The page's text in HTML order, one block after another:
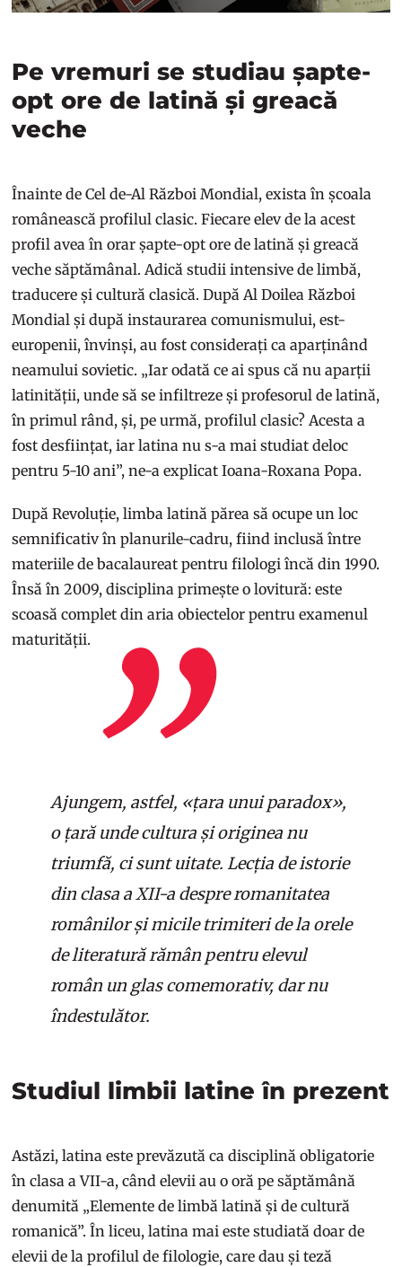
Pe vremuri se studiau șapte-
opt ore de latină și greacă
veche
Înainte de Cel de-Al Război Mondial, exista în școala
românească profilul clasic. Fiecare elev de la acest
profil avea în orar șapte-opt ore de latină și greacă
veche săptămânal. Adică studii intensive de limbă,
traducere și cultură clasică. După Al Doilea Război
Mondial și după instaurarea comunismului, est-
europenii, învinși, au fost considerați ca aparținând
neamului sovietic. „Iar odată ce ai spus că nu aparții
latinității, unde să se infiltreze și profesorul de latină,
în primul rând, și, pe urmă, profilul clasic? Acesta a
fost desființat, iar latina nu s-a mai studiat deloc
pentru 5-10 ani”, ne-a explicat Ioana-Roxana Popa.
După Revoluție, limba latină părea să ocupe un loc
semnificativ în planurile-cadru, fiind inclusă între
materiile de bacalaureat pentru filologi încă din 1990.
Însă în 2009, disciplina primește o lovitură: este
scoasă complet din aria obiectelor pentru examenul
maturității.
Ajungem, astfel, «țara unui paradox»,
o țară unde cultura și originea nu
triumfă, ci sunt uitate. Lecția de istorie
din clasa a XII-a despre romanitatea
românilor și micile trimiteri de la orele
de literatură rămân pentru elevul
român un glas comemorativ, dar nu
îndestulător.
Studiul limbii latine în prezent
Astăzi, latina este prevăzută ca disciplină obligatorie
în clasa a VII-a, când elevii au o oră pe săptămână
denumită „Elemente de limbă latină și de cultură
romanică”. În liceu, latina mai este studiată doar de
elevii de la profilul de filologie, care dau și teză